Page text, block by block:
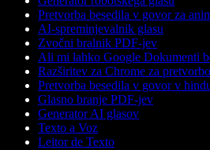
Pretvorba besedila v govor za
AI-spreminjevalnik glasu
Zvočni bralnik PDF-jev
Ali mi lahko Google Dokumenti
Razširitev za Chrome za
Pretvorba besedila v govor v
Glasno branje PDF-jev
Generator AI glasov
Texto a Voz
Leitor de Texto